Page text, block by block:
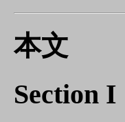
本文
Section I